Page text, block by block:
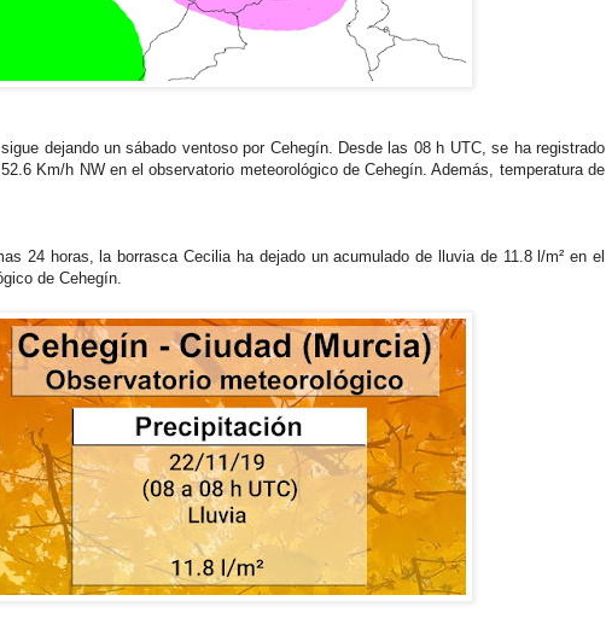
dejando un sábado ventoso por Cehegín. Desde las 08 h UTC, se ha registrado
Km/h NW en el observatorio meteorológico de Cehegín. Además, temperatura de
24 horas, la borrasca Cecilia ha dejado un acumulado de lluvia de 11.8 l/m² en el
de Cehegín.